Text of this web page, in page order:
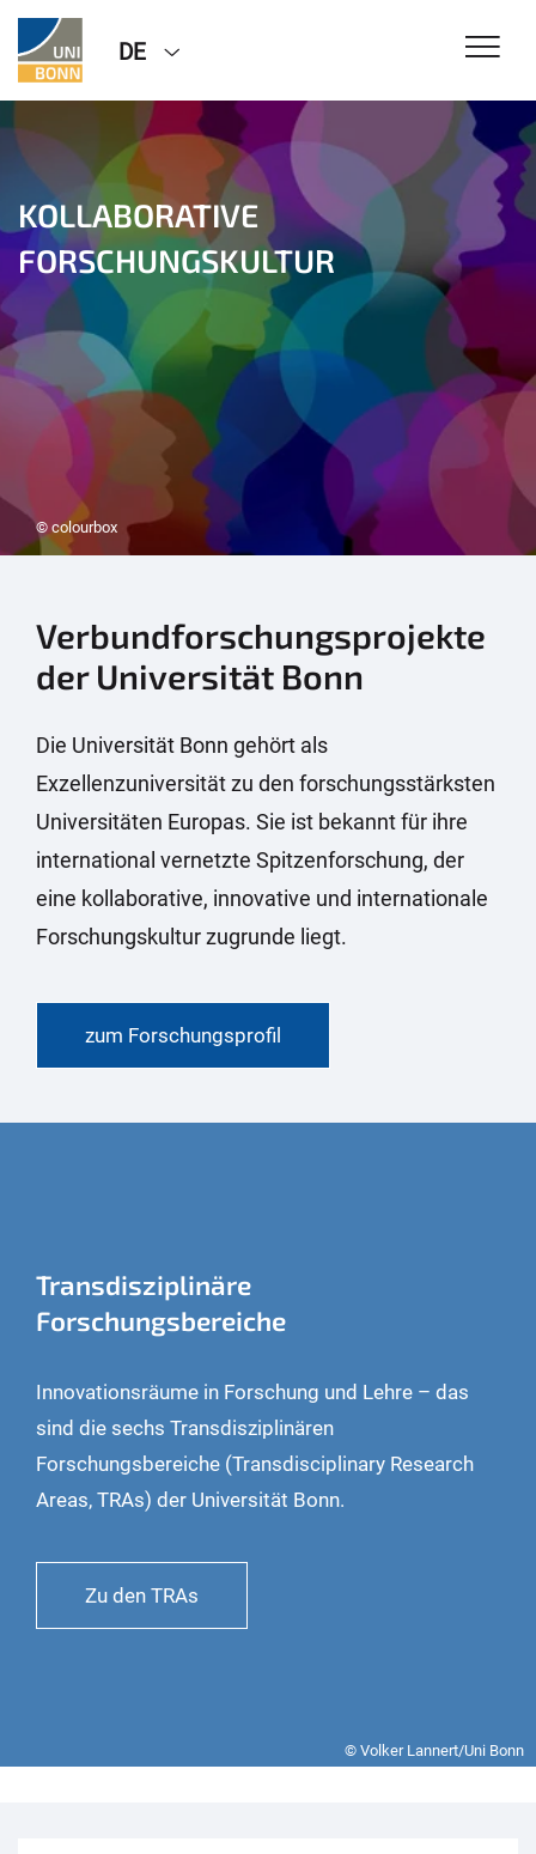
DE
KOLLABORATIVE
FORSCHUNGSKULTUR
© colourbox
Verbundforschungsprojekte
der Universität Bonn
Die Universität Bonn gehört als
Exzellenzuniversität zu den forschungsstärksten
Universitäten Europas. Sie ist bekannt für ihre
international vernetzte Spitzenforschung, der
eine kollaborative, innovative und internationale
Forschungskultur zugrunde liegt.
zum Forschungsprofil
© Volker Lannert/Uni Bonn
Transdisziplinäre
Forschungsbereiche
Innovationsräume in Forschung und Lehre – das
sind die sechs Transdisziplinären
Forschungsbereiche (Transdisciplinary Research
Areas, TRAs) der Universität Bonn.
Zu den TRAs